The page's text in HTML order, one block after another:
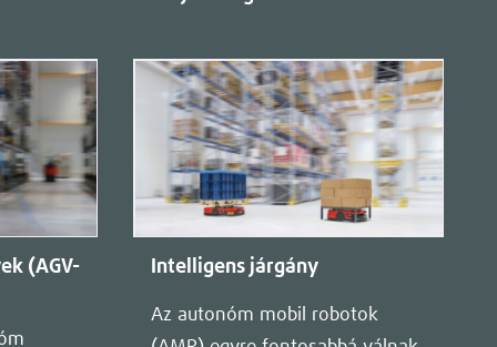
(AGV-
Intelligens járgány
Az autonóm mobil robotok